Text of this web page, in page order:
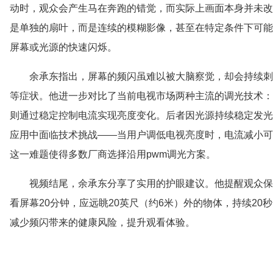
动时，观众会产生马在奔跑的错觉，而实际上画面本身并未
是单独的扇叶，而是连续的模糊影像，甚至在特定条件下
屏幕或光源的快速闪烁。
余承东指出，屏幕的频闪虽难以被大脑察觉，却会持续
等症状。他进一步对比了当前电视市场两种主流的调光技术
则通过稳定控制电流实现亮度变化。后者因光源持续稳定发
应用中面临技术挑战——当用户调低电视亮度时，电流减小
这一难题使得多数厂商选择沿用pwm调光方案。
视频结尾，余承东分享了实用的护眼建议。他提醒观众
看屏幕20分钟，应远眺20英尺（约6米）外的物体，持续20
减少频闪带来的健康风险，提升观看体验。